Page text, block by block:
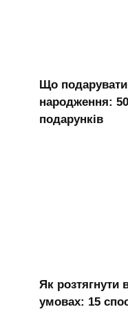
Що подарувати
народження:
подарунків
Як розтягнути
умовах: 15